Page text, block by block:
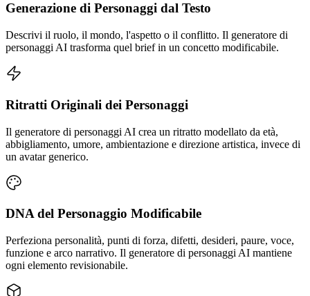
Generazione di Personaggi dal Testo
Descrivi il ruolo, il mondo, l'aspetto o il conflitto. Il generatore di
personaggi AI trasforma quel brief in un concetto modificabile.
Ritratti Originali dei Personaggi
Il generatore di personaggi AI crea un ritratto modellato da età,
abbigliamento, umore, ambientazione e direzione artistica, invece di
un avatar generico.
DNA del Personaggio Modificabile
Perfeziona personalità, punti di forza, difetti, desideri, paure, voce,
funzione e arco narrativo. Il generatore di personaggi AI mantiene
ogni elemento revisionabile.